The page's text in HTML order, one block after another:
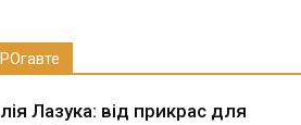
Лазука: від прикрас для